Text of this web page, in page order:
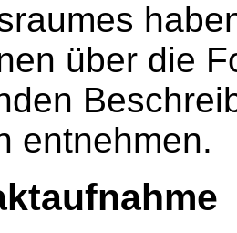
über die
entnehmen.